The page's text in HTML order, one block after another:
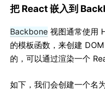
把 React 嵌入到
Backbone 视图通常使用
的模板函数，来创建
的，可以通过渲染一个
如下，我们会创建一个名